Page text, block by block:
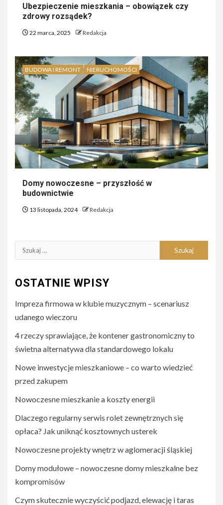
Ubezpieczenie mieszkania – obowiązek czy
zdrowy rozsądek?
22 marca, 2025 Redakcja
BUDOWA I REMONT NIERUCHOMOŚCI
Domy nowoczesne – przyszłość w
budownictwie
13 listopada, 2024 Redakcja
Szukaj:
OSTATNIE WPISY
Impreza firmowa w klubie muzycznym – scenariusz
udanego wieczoru
4 rzeczy sprawiające, że kontener gastronomiczny to
świetna alternatywa dla standardowego lokalu
Nowe inwestycje mieszkaniowe – co warto wiedzieć
przed zakupem
Nowoczesne mieszkanie a koszty energii
Dlaczego regularny serwis rolet zewnętrznych się
opłaca? Jak uniknąć kosztownych usterek
Nowoczesne projekty wnętrz w aglomeracji śląskiej
Domy modułowe – nowoczesne domy mieszkalne bez
kompromisów
Czym skutecznie wyczyścić podjazd, elewację i taras